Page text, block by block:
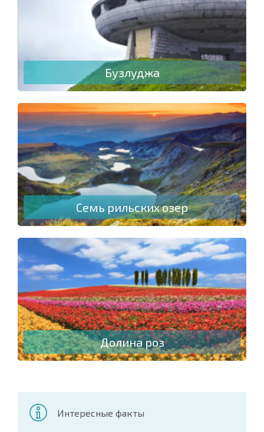
Бузлуджа
Семь рильских озер
Долина роз
Интересные факты